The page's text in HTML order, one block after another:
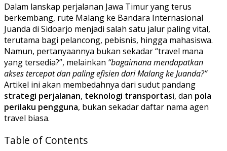
Dalam lanskap perjalanan Jawa Timur yang terus
berkembang, rute Malang ke Bandara Internasional
Juanda di Sidoarjo menjadi salah satu jalur paling vital,
terutama bagi pelancong, pebisnis, hingga mahasiswa.
Namun, pertanyaannya bukan sekadar “travel mana
yang tersedia?”, melainkan “bagaimana mendapatkan
akses tercepat dan paling efisien dari Malang ke Juanda?”
Artikel ini akan membedahnya dari sudut pandang
strategi perjalanan, teknologi transportasi, dan pola
perilaku pengguna, bukan sekadar daftar nama agen
travel biasa.
Table of Contents